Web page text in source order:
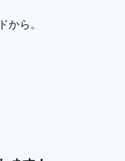
から。